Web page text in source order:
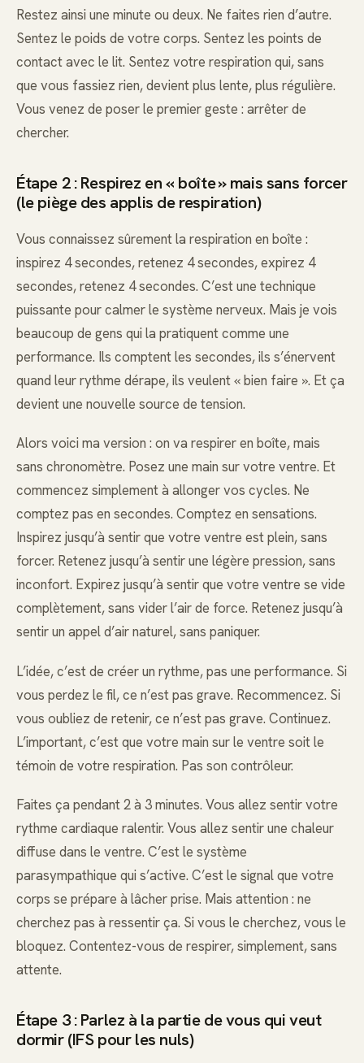
Restez ainsi une minute ou deux. Ne faites rien d’autre.
Sentez le poids de votre corps. Sentez les points de
contact avec le lit. Sentez votre respiration qui, sans
que vous fassiez rien, devient plus lente, plus régulière.
Vous venez de poser le premier geste : arrêter de
chercher.
Étape 2 : Respirez en « boîte » mais sans forcer
(le piège des applis de respiration)
Vous connaissez sûrement la respiration en boîte :
inspirez 4 secondes, retenez 4 secondes, expirez 4
secondes, retenez 4 secondes. C’est une technique
puissante pour calmer le système nerveux. Mais je vois
beaucoup de gens qui la pratiquent comme une
performance. Ils comptent les secondes, ils s’énervent
quand leur rythme dérape, ils veulent « bien faire ». Et ça
devient une nouvelle source de tension.
Alors voici ma version : on va respirer en boîte, mais
sans chronomètre. Posez une main sur votre ventre. Et
commencez simplement à allonger vos cycles. Ne
comptez pas en secondes. Comptez en sensations.
Inspirez jusqu’à sentir que votre ventre est plein, sans
forcer. Retenez jusqu’à sentir une légère pression, sans
inconfort. Expirez jusqu’à sentir que votre ventre se vide
complètement, sans vider l’air de force. Retenez jusqu’à
sentir un appel d’air naturel, sans paniquer.
L’idée, c’est de créer un rythme, pas une performance. Si
vous perdez le fil, ce n’est pas grave. Recommencez. Si
vous oubliez de retenir, ce n’est pas grave. Continuez.
L’important, c’est que votre main sur le ventre soit le
témoin de votre respiration. Pas son contrôleur.
Faites ça pendant 2 à 3 minutes. Vous allez sentir votre
rythme cardiaque ralentir. Vous allez sentir une chaleur
diffuse dans le ventre. C’est le système
parasympathique qui s’active. C’est le signal que votre
corps se prépare à lâcher prise. Mais attention : ne
cherchez pas à ressentir ça. Si vous le cherchez, vous le
bloquez. Contentez-vous de respirer, simplement, sans
attente.
Étape 3 : Parlez à la partie de vous qui veut
dormir (IFS pour les nuls)